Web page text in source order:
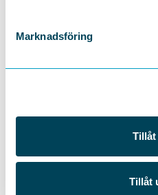
Marknadsföring
Tillåt
Tillåt